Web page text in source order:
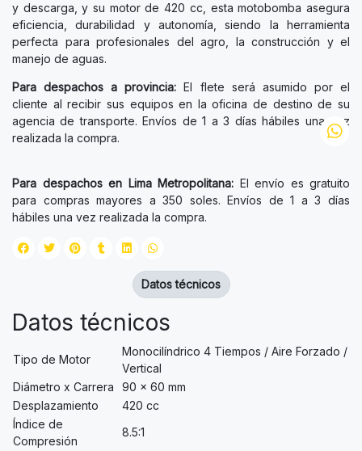
y descarga, y su motor de 420 cc, esta motobomba asegura
eficiencia, durabilidad y autonomía, siendo la herramienta
perfecta para profesionales del agro, la construcción y el
manejo de aguas.
Para despachos a provincia:El flete será asumido por el
cliente al recibir sus equipos en la oficina de destino de su
agencia de transporte. Envíos de 1 a 3 días hábiles una vez
realizada la compra.
Para despachos en Lima Metropolitana: El envío es gratuito
para compras mayores a 350 soles. Envíos de 1 a 3 días
hábiles una vez realizada la compra.
Datos técnicos
Tipo de Motor
Monocilíndrico 4 Tiempos / Aire Forzado /
Vertical
Diámetro x Carrera
90 × 60 mm
Desplazamiento
420 cc
Índice de
Compresión
8.5:1
Datos técnicos